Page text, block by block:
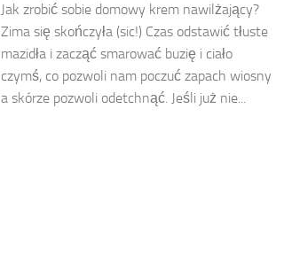
Jak zrobić sobie domowy krem nawilżający?
Zima się skończyła (sic!) Czas odstawić tłuste
mazidła i zacząć smarować buzię i ciało
czymś, co pozwoli nam poczuć zapach wiosny
a skórze pozwoli odetchnąć. Jeśli już nie...